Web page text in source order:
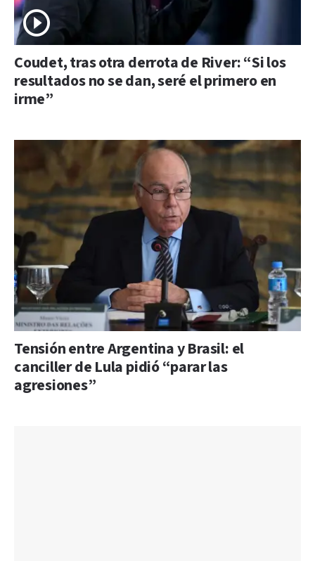
Coudet, tras otra derrota de River: “Si los
resultados no se dan, seré el primero en
irme”
Tensión entre Argentina y Brasil: el
canciller de Lula pidió “parar las
agresiones”